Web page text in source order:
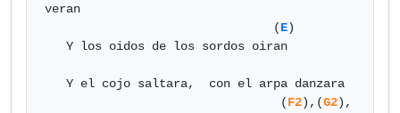
veran
                                (
E)
                                 (
F2),(G2),